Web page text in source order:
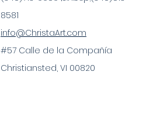
8581
info@ChristaArt.com
#57 Calle de la Compañía
Christiansted, VI 00820